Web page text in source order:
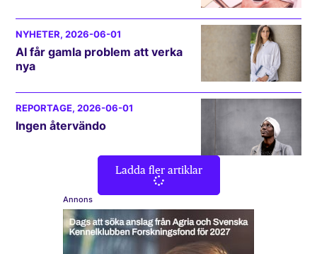
NYHETER, 2026-06-01
AI får gamla problem att verka
nya
REPORTAGE, 2026-06-01
Ingen återvändo
Ladda fler artiklar
Annons